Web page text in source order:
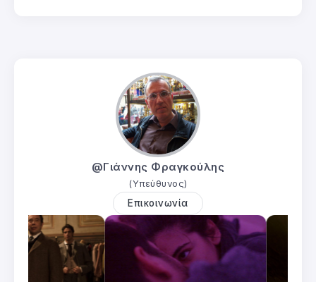
@Γιάννης Φραγκούλης
(Υπεύθυνος)
Επικοινωνία